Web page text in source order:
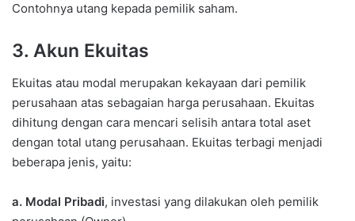
Contohnya utang kepada pemilik saham.
3. Akun Ekuitas
Ekuitas atau modal merupakan kekayaan dari pemilik
perusahaan atas sebagaian harga perusahaan. Ekuitas
dihitung dengan cara mencari selisih antara total aset
dengan total utang perusahaan. Ekuitas terbagi menjadi
beberapa jenis, yaitu:
a. Modal Pribadi, investasi yang dilakukan oleh pemilik